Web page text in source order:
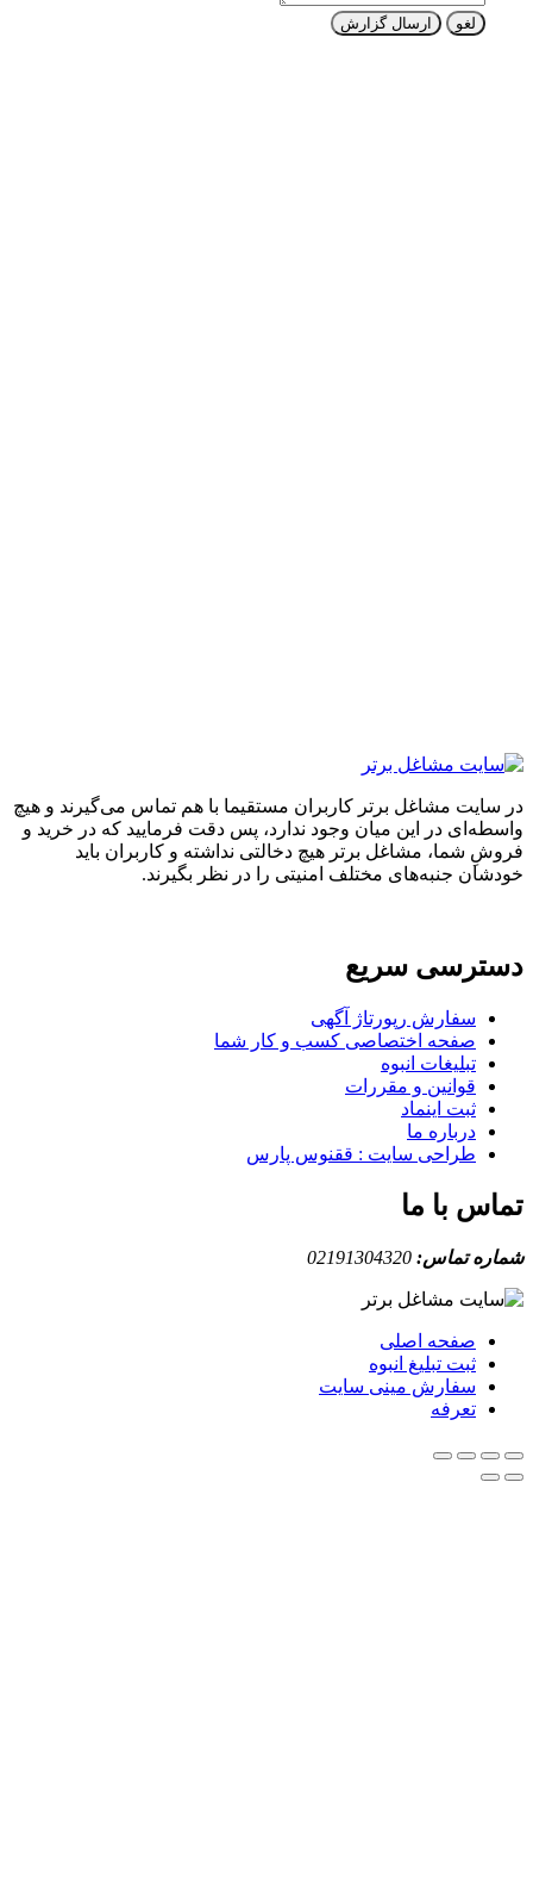
ارسال گزارش
مشاغل برتر کاربران مستقیما با هم تماس می‌گیرند و هیچ
در این میان وجود ندارد، پس دقت فرمایید که در خرید و
شما، مشاغل برتر هیچ دخالتی نداشته و کاربران باید
جنبه‌های مختلف امنیتی را در نظر بگیرند.
سریع
سفارش رپورتاژ آگهی
صفحه اختصاصی کسب و کار شما
تبلیغات انبوه
قوانین و مقررات
ثبت اینماد
درباره ما
طراحی سایت : ققنوس پارس
با ما
تماس:02191304320
صفحه اصلی
ثبت تبلیغ انبوه
سفارش مینی سایت
تعرفه